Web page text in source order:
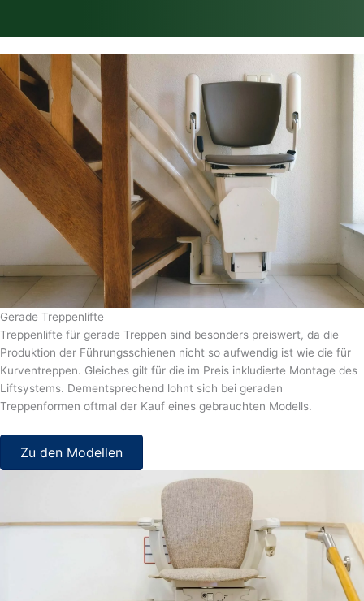
Gerade Treppenlifte
Treppenlifte für gerade Treppen sind besonders preiswert, da die
Produktion der Führungsschienen nicht so aufwendig ist wie die für
Kurventreppen. Gleiches gilt für die im Preis inkludierte Montage des
Liftsystems. Dementsprechend lohnt sich bei geraden
Treppenformen oftmal der Kauf eines gebrauchten Modells.
Zu den Modellen